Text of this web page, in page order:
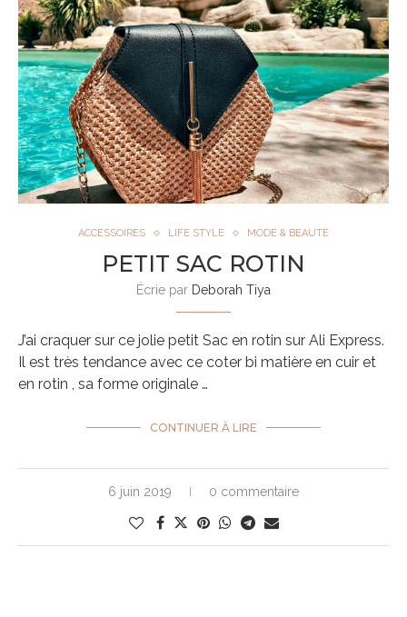
ACCESSOIRES LIFE STYLE MODE & BEAUTÉ
PETIT SAC ROTIN
Écrie par Deborah Tiya
J’ai craquer sur ce jolie petit Sac en rotin sur Ali Express.
Il est très tendance avec ce coter bi matière en cuir et
en rotin , sa forme originale …
CONTINUER À LIRE
6 juin 2019 0 commentaire